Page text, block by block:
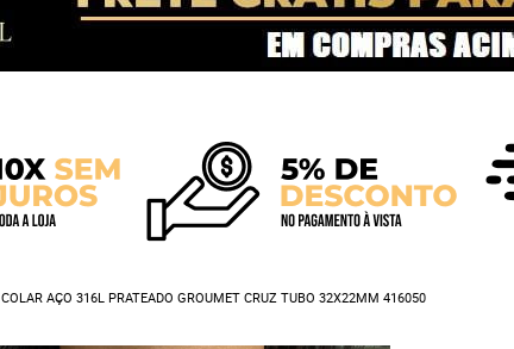
COLAR AÇO 316L PRATEADO GROUMET CRUZ TUBO 32X22MM 416050